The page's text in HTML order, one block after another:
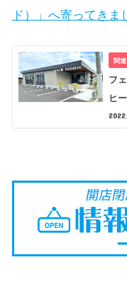
ド）」へ寄ってきま
フ
ヒ